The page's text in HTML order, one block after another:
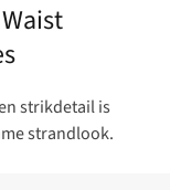
strikdetail is
strandlook.